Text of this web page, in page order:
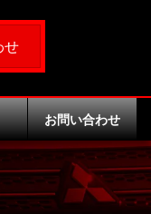
せ
お問い合わせ